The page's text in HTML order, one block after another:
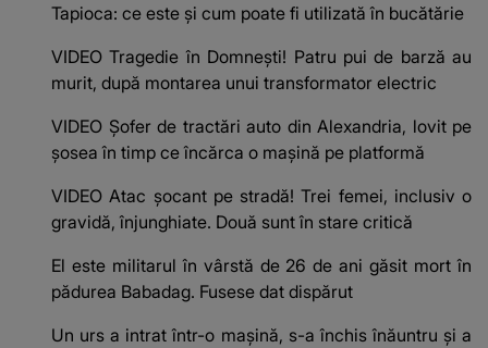
Tapioca: ce este și cum poate fi utilizată în bucătărie
VIDEO Tragedie în Domnești! Patru pui de barză au
murit, după montarea unui transformator electric
VIDEO Șofer de tractări auto din Alexandria, lovit pe
șosea în timp ce încărca o mașină pe platformă
VIDEO Atac șocant pe stradă! Trei femei, inclusiv o
gravidă, înjunghiate. Două sunt în stare critică
El este militarul în vârstă de 26 de ani găsit mort în
pădurea Babadag. Fusese dat dispărut
Un urs a intrat într-o mașină, s-a închis înăuntru și a